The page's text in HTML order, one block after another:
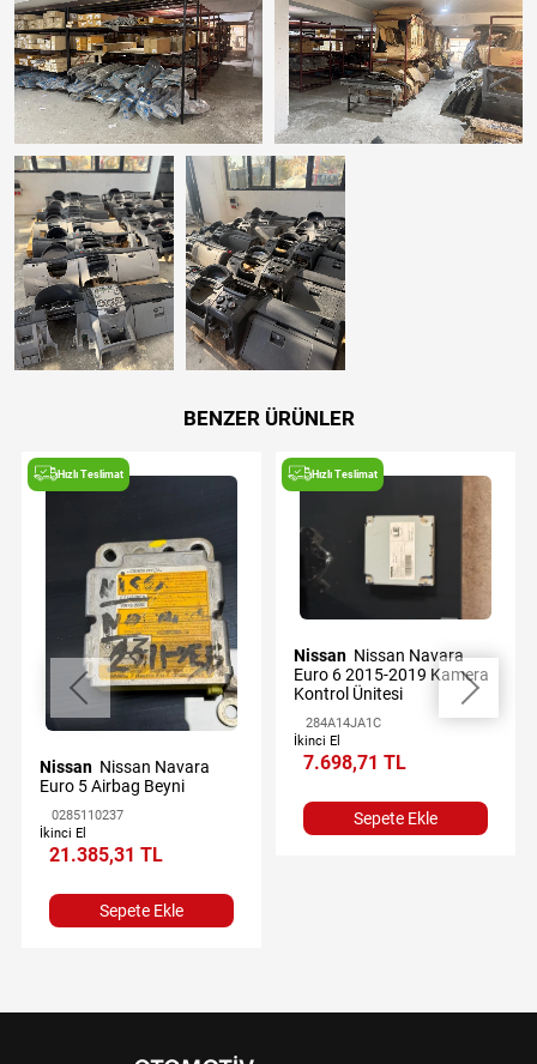
BENZER ÜRÜNLER
Hızlı Teslimat
Nissan
Euro 5 Airbag Beyni
0285110237
İkinci El
21.385,31 TL
Sepete Ekle
Hızlı Teslimat
Nissan
Euro 6 2015-2019 Kamera
Kontrol Ünitesi
284A14JA1C
İkinci El
7.698,71 TL
Sepete Ekle